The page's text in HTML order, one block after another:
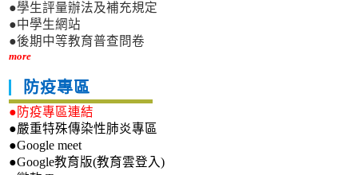
●學生評量辦法及補充規定
●中學生網站
●後期中等教育普查問卷
more
防疫專區
●防疫專區連結
●嚴重特殊傳染性肺炎專區
●Google meet
●Google教育版(教育雲登入)